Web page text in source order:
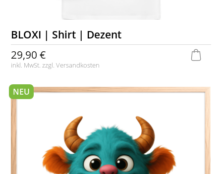
BLOXI | Shirt | Dezent
29,90 €
inkl. MwSt. zzgl.Versandkosten
NEU